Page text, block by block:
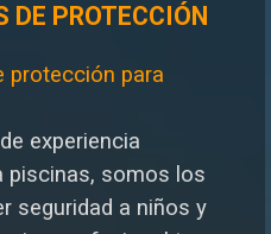
PROTECCIÓN
protección para
experiencia
piscinas, somos los
seguridad a niños y